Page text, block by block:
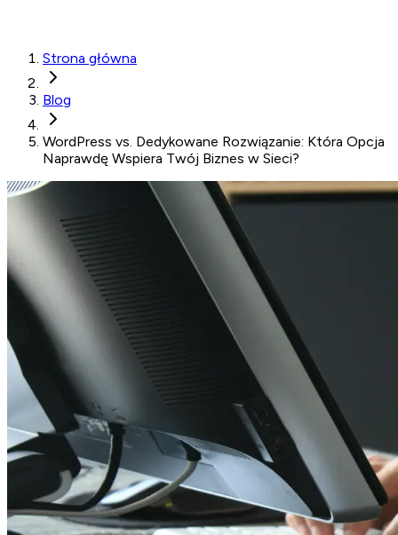
Strona główna
Blog
WordPress vs. Dedykowane Rozwiązanie: Która Opcja
Naprawdę Wspiera Twój Biznes w Sieci?